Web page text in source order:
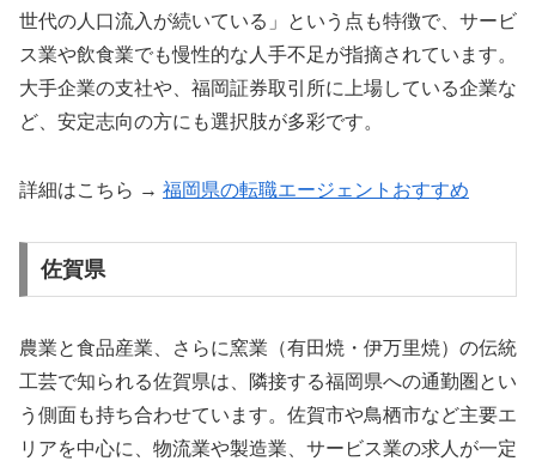
世代の人口流入が続いている」という点も特徴で、サービ
ス業や飲食業でも慢性的な人手不足が指摘されています。
大手企業の支社や、福岡証券取引所に上場している企業な
ど、安定志向の方にも選択肢が多彩です。
詳細はこちら → 福岡県の転職エージェントおすすめ
佐賀県
農業と食品産業、さらに窯業（有田焼・伊万里焼）の伝統
工芸で知られる佐賀県は、隣接する福岡県への通勤圏とい
う側面も持ち合わせています。佐賀市や鳥栖市など主要エ
リアを中心に、物流業や製造業、サービス業の求人が一定